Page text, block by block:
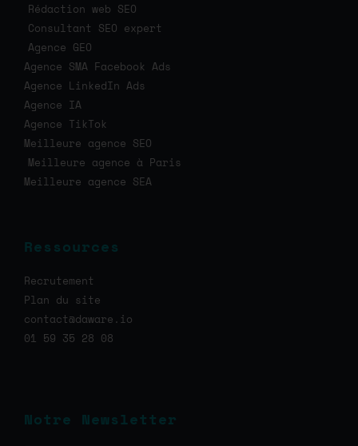
Rédaction web SEO
Consultant SEO expert
Agence GEO
Agence SMA Facebook Ads
Agence LinkedIn Ads
Agence IA
Agence TikTok
Meilleure agence SEO
Meilleure agence à Paris
Meilleure agence SEA
Ressources
Recrutement
Plan du site
contact@daware.io
01 59 35 28 08
Notre Newsletter